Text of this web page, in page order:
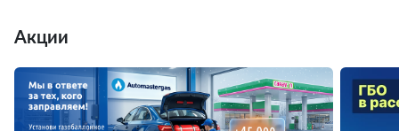
Акции